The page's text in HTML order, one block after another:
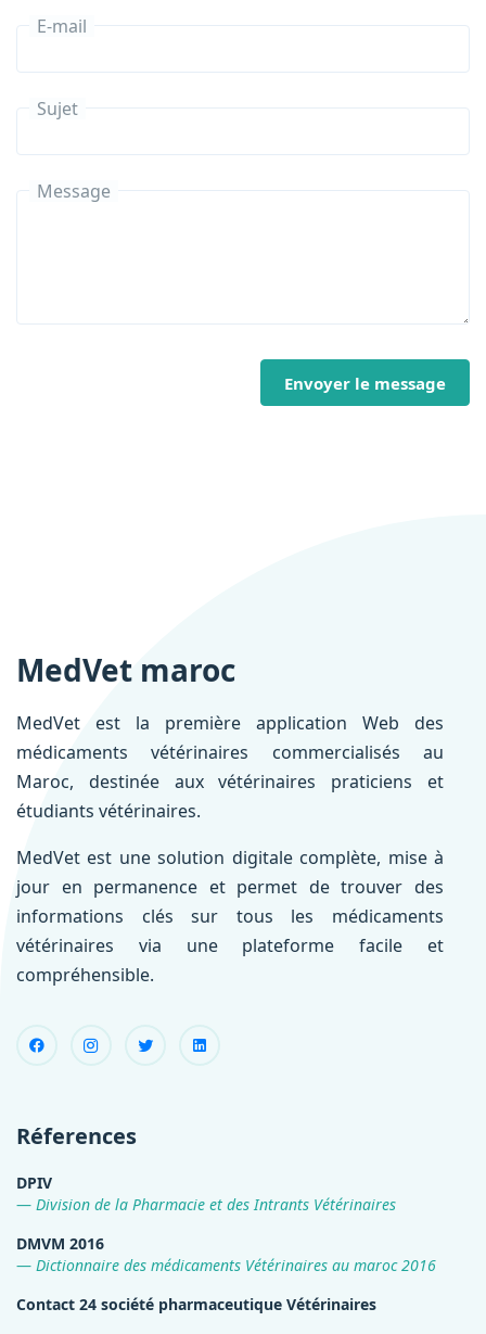
E-mail
Sujet
Message
Envoyer le message
MedVet maroc
MedVet est la première application Web des
médicaments vétérinaires commercialisés au
Maroc, destinée aux vétérinaires praticiens et
étudiants vétérinaires.
MedVet est une solution digitale complète, mise à
jour en permanence et permet de trouver des
informations clés sur tous les médicaments
vétérinaires via une plateforme facile et
compréhensible.
Réferences
DPIV
Division de la Pharmacie et des Intrants Vétérinaires
DMVM 2016
Dictionnaire des médicaments Vétérinaires au maroc 2016
Contact 24 société pharmaceutique Vétérinaires